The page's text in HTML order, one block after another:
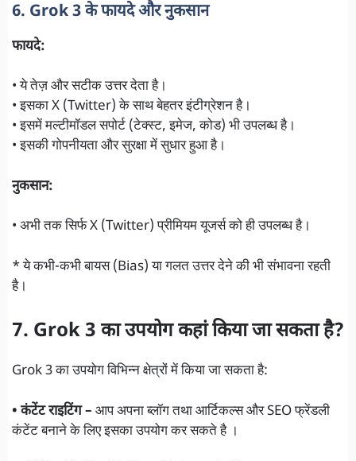
6. Grok 3 के फायदे और नुकसान
फायदे:
• ये तेज़ और सटीक उत्तर देता है।
• इसका X (Twitter) के साथ बेहतर इंटीग्रेशन है।
• इसमें मल्टीमॉडल सपोर्ट (टेक्स्ट, इमेज, कोड) भी उपलब्ध है।
• इसकी गोपनीयता और सुरक्षा में सुधार हुआ है।
नुकसान:
• अभी तक सिर्फ X (Twitter) प्रीमियम यूजर्स को ही उपलब्ध है।
* ये कभी-कभी बायस (Bias) या गलत उत्तर देने की भी संभावना रहती
है।
7. Grok 3 का उपयोग कहां किया जा सकता है?
Grok 3 का उपयोग विभिन्न क्षेत्रों में किया जा सकता है:
• कंटेंट राइटिंग – आप अपना ब्लॉग तथा आर्टिकल्स और SEO फ्रेंडली
कंटेंट बनाने के लिए इसका उपयोग कर सकते है ।